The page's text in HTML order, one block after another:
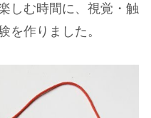
しむ時間に、視覚・触
を作りました。